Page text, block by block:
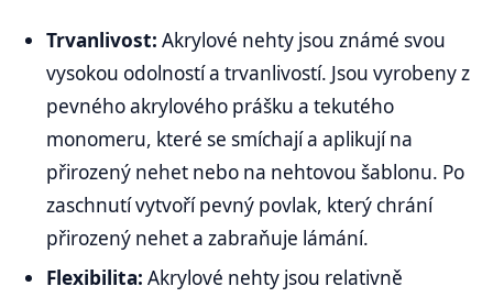
Trvanlivost: Akrylové nehty jsou známé svou
vysokou odolností a trvanlivostí. Jsou vyrobeny z
pevného akrylového prášku a tekutého
monomeru, které se smíchají a aplikují na
přirozený nehet nebo na nehtovou šablonu. Po
zaschnutí vytvoří pevný povlak, který chrání
přirozený nehet a zabraňuje lámání.
Flexibilita:Akrylové nehty jsou relativně